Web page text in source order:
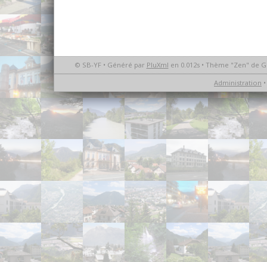
© SB-YF • Généré par PluXml en 0.012s • Thème "Zen" de
Administration •